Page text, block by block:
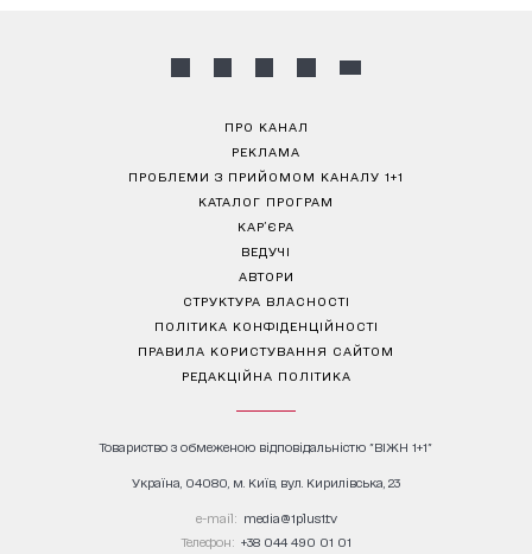
ПРО КАНАЛ
РЕКЛАМА
ПРОБЛЕМИ З ПРИЙОМОМ КАНАЛУ 1+1
КАТАЛОГ ПРОГРАМ
КАР’ЄРА
ВЕДУЧІ
АВТОРИ
СТРУКТУРА ВЛАСНОСТІ
ПОЛІТИКА КОНФІДЕНЦІЙНОСТІ
ПРАВИЛА КОРИСТУВАННЯ САЙТОМ
РЕДАКЦІЙНА ПОЛІТИКА
Товариство з обмеженою відповідальністю "ВІЖН 1+1"
Україна, 04080, м. Київ, вул. Кирилівська, 23
е-mail: media@1plus1.tv
Телефон: +38 044 490 01 01